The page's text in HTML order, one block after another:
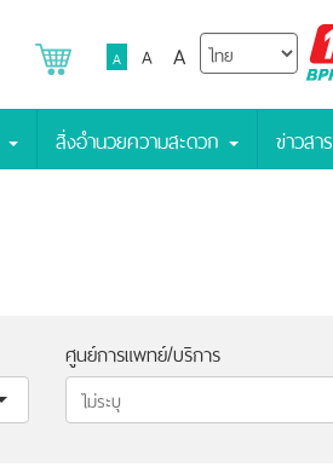
A A A
สิ่งอำนวยความสะดวก ข่าวสาร
ศูนย์การแพทย์/บริการ